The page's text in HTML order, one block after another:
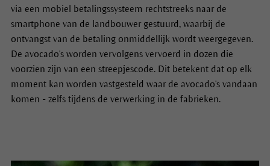
via een mobiel betalingssysteem rechtstreeks naar de
smartphone van de landbouwer gestuurd, waarbij de
ontvangst van de betaling onmiddellijk wordt weergegeven.
De avocado's worden vervolgens vervoerd in dozen die
voorzien zijn van een streepjescode. Dit betekent dat op elk
moment kan worden vastgesteld waar de avocado's vandaan
komen - zelfs tijdens de verwerking in de fabrieken.